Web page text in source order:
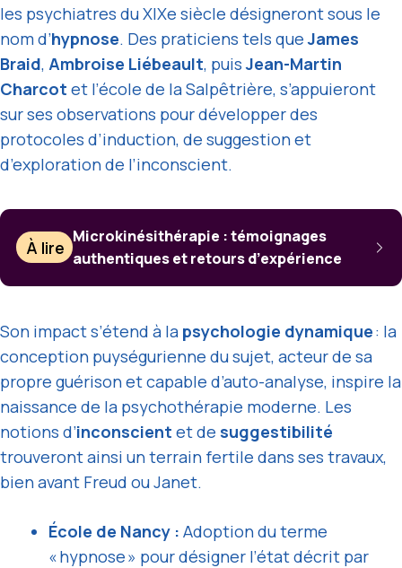
les psychiatres du XIXe siècle désigneront sous le
nom d’hypnose. Des praticiens tels queJames
Braid, Ambroise Liébeault, puisJean-Martin
Charcot et l’école de la Salpêtrière, s’appuieront
sur ses observations pour développer des
protocoles d’induction, de suggestion et
d’exploration de l’inconscient.
À lire
Microkinésithérapie : témoignages
authentiques et retours d’expérience
Son impact s’étend à la psychologie dynamique: la
conception puységurienne du sujet, acteur de sa
propre guérison et capable d’auto-analyse, inspire la
naissance de la psychothérapie moderne. Les
notions d’inconscient et de suggestibilité
trouveront ainsi un terrain fertile dans ses travaux,
bien avant Freud ou Janet.
École de Nancy : Adoption du terme
« hypnose » pour désigner l’état décrit par